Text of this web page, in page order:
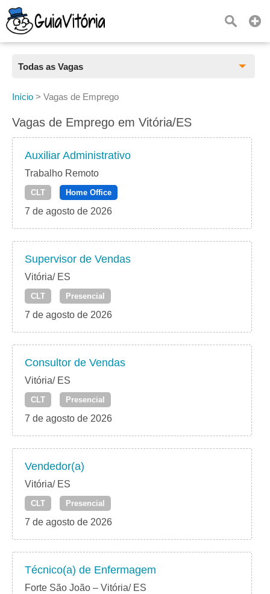
Todas as Vagas
Todas as Vagas
CLT
Freelancer
PJ
Início > Vagas de Emprego
Vagas de Emprego em Vitória/ES
Auxiliar Administrativo
Trabalho Remoto
CLT Home Office
7 de agosto de 2026
Supervisor de Vendas
Vitória/ ES
CLT Presencial
7 de agosto de 2026
Consultor de Vendas
Vitória/ ES
CLT Presencial
7 de agosto de 2026
Vendedor(a)
Vitória/ ES
CLT Presencial
7 de agosto de 2026
Técnico(a) de Enfermagem
Forte São João – Vitória/ ES